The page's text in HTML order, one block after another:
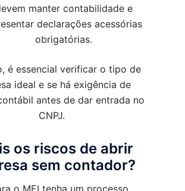
manter contabilidade e
declarações acessórias
obrigatórias.
é essencial verificar o tipo de
ideal e se há exigência de
antes de dar entrada no
CNPJ.
os riscos de abrir
sem contador?